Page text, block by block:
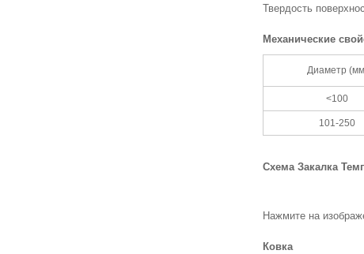
Твердость
Механические
Диаметр
<100
101-250
Схема Закалка
Нажмите на
Ковка